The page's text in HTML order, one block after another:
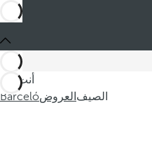
أنت في
Barcelóالعروض الصيف